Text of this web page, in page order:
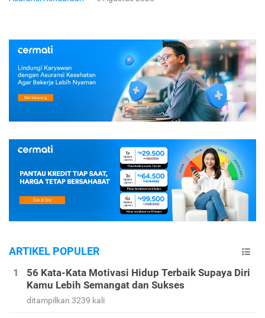
ARTIKEL POPULER
56 Kata-Kata Motivasi Hidup Terbaik Supaya Diri
Kamu Lebih Semangat dan Sukses
ditampilkan 3239 kali